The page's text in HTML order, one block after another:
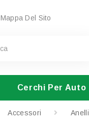
Mappa Del Sito
Cerchi Per Auto
Accessori Anelli